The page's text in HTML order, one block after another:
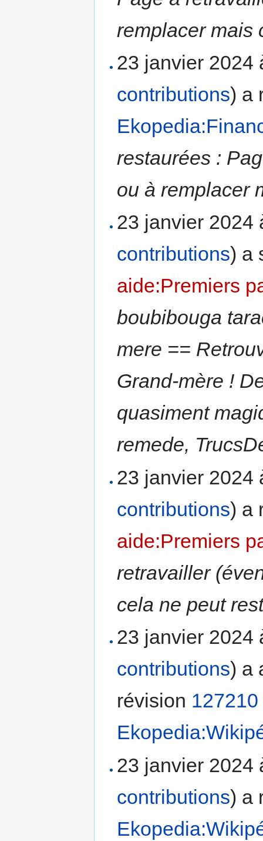
remplacer mais
23 janvier 2024
contributions) a
restaurées :
ou à remplacer
23 janvier 2024
contributions) a
aide:Premiers
boubibouga
mere ==
Grand-mère !
quasiment
remede,
23 janvier 2024
contributions) a
aide:Premiers
retravailler
cela ne peut
23 janvier 2024
contributions) a
révision 127210
23 janvier 2024
contributions) a